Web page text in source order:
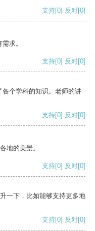
支持[0] 反对[0]
求。
支持[0] 反对[0]
个学科的知识。老师的讲
支持[0] 反对[0]
地的美景。
支持[0] 反对[0]
一下，比如能够支持更多地
支持[0] 反对[0]